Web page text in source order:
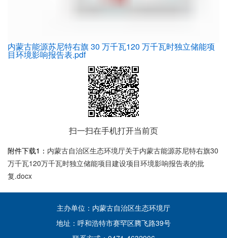
内蒙古能源苏尼特右旗 30 万千瓦120 万千瓦时独立储能项
目环境影响报告表.pdf
扫一扫在手机打开当前页
附件下载1： 内蒙古自治区生态环境厅关于内蒙古能源苏尼特右旗30
万千瓦120万千瓦时独立储能项目建设项目环境影响报告表的批
复.docx
主办单位：内蒙古自治区生态环境厅
地址：呼和浩特市赛罕区腾飞路39号